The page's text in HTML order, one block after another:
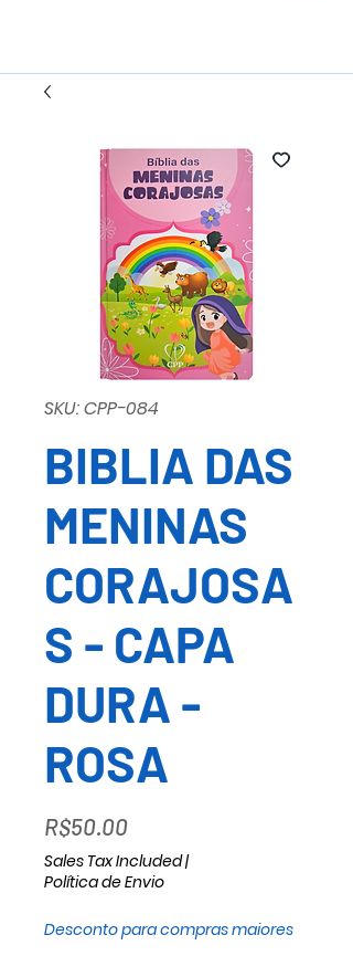
SKU: CPP-084
BIBLIA DAS
MENINAS
CORAJOSA
S - CAPA
DURA -
ROSA
R$50.00Price
Sales Tax Included|
Política de Envio
Desconto para compras maiores